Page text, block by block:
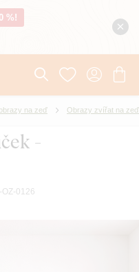
%!
na zeď Obrazy zvířat na zeď
-
OZ-0126